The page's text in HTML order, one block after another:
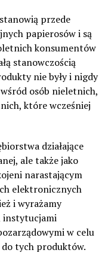
przede
papierosów i są
konsumentów
stanowczością
nie były i nigdy
osób nieletnich,
które wcześniej
działające
ale także jako
narastającym
elektronicznych
i wyrażamy
instytucjami
w celu
tych produktów.